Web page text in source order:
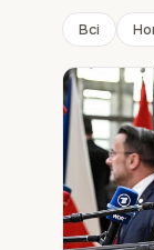
Всі